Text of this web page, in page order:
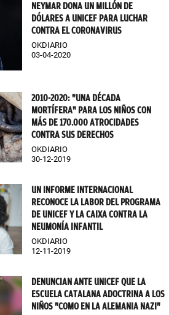
NEYMAR DONA UN MILLÓN DE
DÓLARES A UNICEF PARA LUCHAR
CONTRA EL CORONAVIRUS
OKDIARIO
03-04-2020
2010-2020: "UNA DÉCADA
MORTÍFERA" PARA LOS NIÑOS CON
MÁS DE 170.000 ATROCIDADES
CONTRA SUS DERECHOS
OKDIARIO
30-12-2019
UN INFORME INTERNACIONAL
RECONOCE LA LABOR DEL PROGRAMA
DE UNICEF Y LA CAIXA CONTRA LA
NEUMONÍA INFANTIL
OKDIARIO
12-11-2019
DENUNCIAN ANTE UNICEF QUE LA
ESCUELA CATALANA ADOCTRINA A LOS
NIÑOS "COMO EN LA ALEMANIA NAZI"